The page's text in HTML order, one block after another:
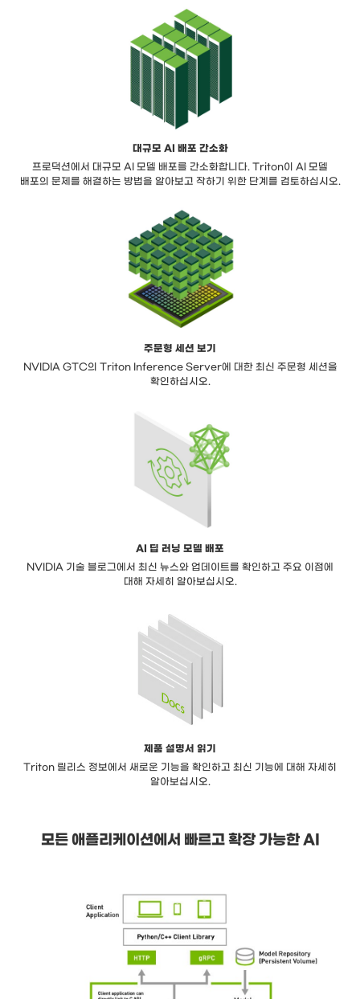
대규모 AI 배포 간소화
프로덕션에서 대규모 AI 모델 배포를 간소화합니다. Triton이 AI 모델
배포의 문제를 해결하는 방법을 알아보고 작하기 위한 단계를 검토하십시오.
주문형 세션 보기
NVIDIA GTC의 Triton Inference Server에 대한 최신 주문형 세션을
확인하십시오.
AI 딥 러닝 모델 배포
NVIDIA 기술 블로그에서 최신 뉴스와 업데이트를 확인하고 주요 이점에
대해 자세히 알아보십시오.
제품 설명서 읽기
Triton 릴리스 정보에서 새로운 기능을 확인하고 최신 기능에 대해 자세히
알아보십시오.
모든 애플리케이션에서 빠르고 확장 가능한 AI